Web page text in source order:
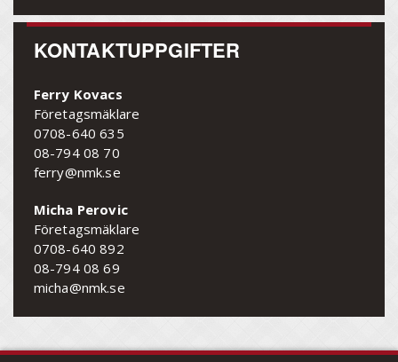
KONTAKTUPPGIFTER
Ferry Kovacs
Företagsmäklare
0708-640 635
08-794 08 70
ferry@nmk.se
Micha Perovic
Företagsmäklare
0708-640 892
08-794 08 69
micha@nmk.se